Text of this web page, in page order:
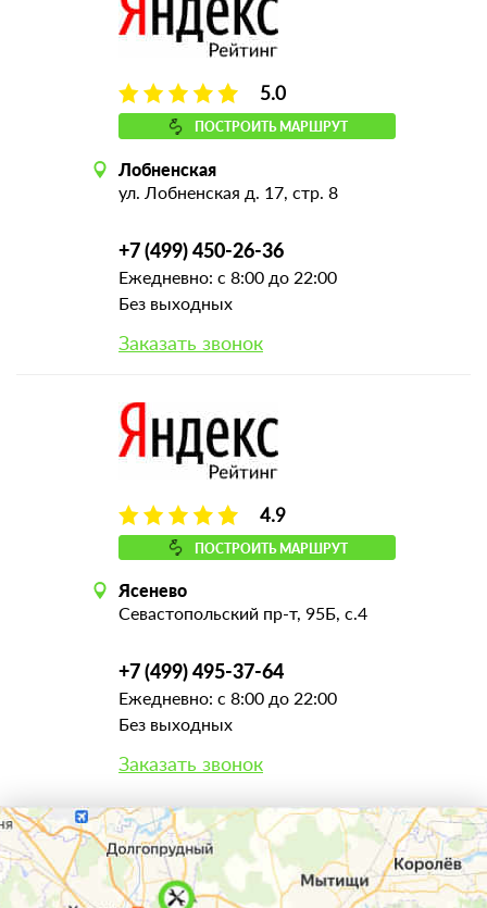
5.0
ПОСТРОИТЬ МАРШРУТ
Лобненская
ул. Лобненская д. 17, стр. 8
+7 (499) 450-26-36
Ежедневно: с 8:00 до 22:00
Без выходных
Заказать звонок
4.9
ПОСТРОИТЬ МАРШРУТ
Ясенево
Севастопольский пр-т, 95Б, с.4
+7 (499) 495-37-64
Ежедневно: с 8:00 до 22:00
Без выходных
Заказать звонок